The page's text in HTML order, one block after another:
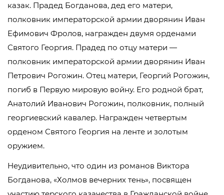
казак. Прадед Богданова, дед его матери,
полковник императорской армии дворянин Иван
Ефимович Фролов, награжден двумя орденами
Святого Георгия. Прадед по отцу матери —
полковник императорской армии дворянин Иван
Петрович Рогожин. Отец матери, Георгий Рогожин,
погиб в Первую мировую войну. Его родной брат,
Анатолий Иванович Рогожин, полковник, полный
георгиевский кавалер. Награжден четвертым
орденом Святого Георгия на ленте и золотым
оружием.
Неудивительно, что один из романов Виктора
Богданова, «Холмов вечерних тень», посвящен